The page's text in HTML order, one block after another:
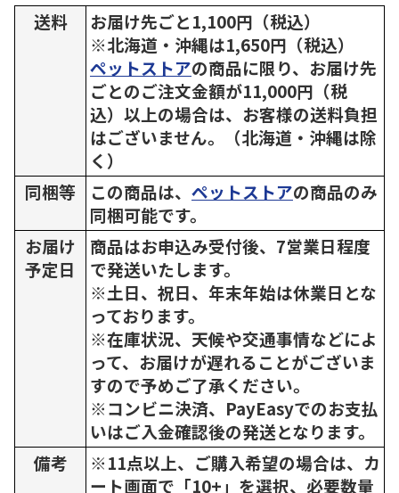
送料
お届け先ごと1,100円（税込）
※北海道・沖縄は1,650円（税込）
ペットストアの商品に限り、お届け先
ごとのご注文金額が11,000円（税
込）以上の場合は、お客様の送料負担
はございません。（北海道・沖縄は除
く）
同梱等
この商品は、 ペットストアの商品のみ
同梱可能です。
お届け
予定日
商品はお申込み受付後、7営業日程度
で発送いたします。
※土日、祝日、年末年始は休業日とな
っております。
※在庫状況、天候や交通事情などによ
って、お届けが遅れることがございま
すので予めご了承ください。
※コンビニ決済、PayEasyでのお支払
いはご入金確認後の発送となります。
備考
※11点以上、ご購入希望の場合は、カ
ート画面で「10+」を選択、必要数量